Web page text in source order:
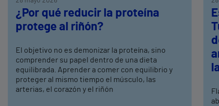
¿Por qué reducir la proteína
protege al riñón?
El objetivo no es demonizar la proteína, sino
comprender su papel dentro de una dieta
equilibrada. Aprender a comer con equilibrio y
proteger al mismo tiempo el músculo, las
arterias, el corazón y el riñón